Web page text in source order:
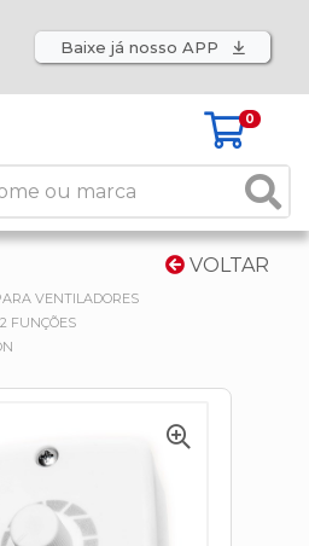
Baixe já nosso APP
0
VOLTAR
VENTILADORES
FUNÇÕES